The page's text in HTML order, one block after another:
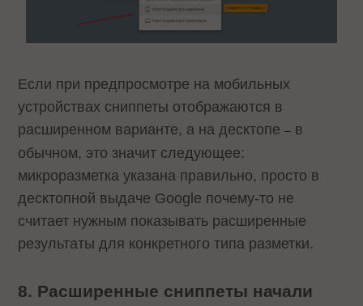
Если при предпросмотре на мобильных
устройствах сниппеты отображаются в
расширенном варианте, а на десктопе– в
обычном, это значит следующее:
микроразметка указана правильно, просто в
десктопной выдаче Google почему-то не
считает нужным показывать расширенные
результаты для конкретного типа разметки.
8. Расширенные сниппеты начали